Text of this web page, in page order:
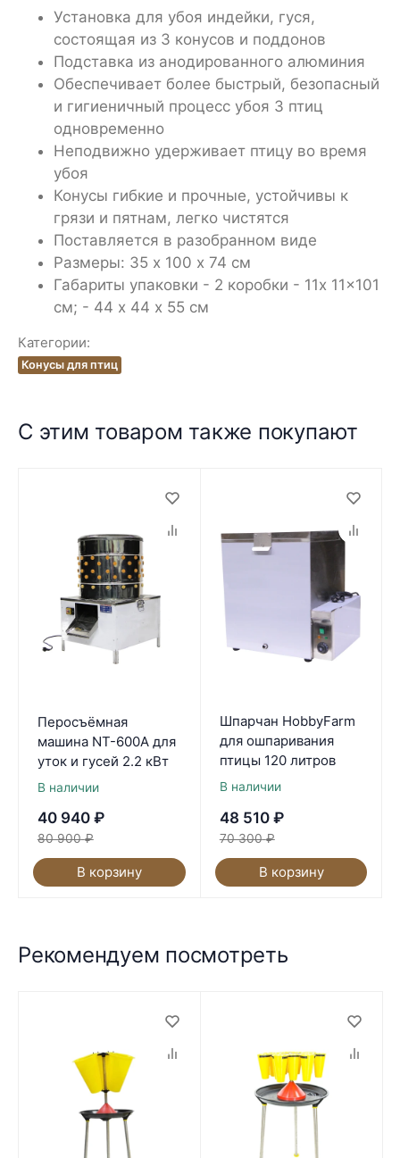
Установка для убоя индейки, гуся,
состоящая из 3 конусов и поддонов
Подставка из анодированного алюминия
Обеспечивает более быстрый, безопасный
и гигиеничный процесс убоя 3 птиц
одновременно
Неподвижно удерживает птицу во время
убоя
Конусы гибкие и прочные, устойчивы к
грязи и пятнам, легко чистятся
Поставляется в разобранном виде
Размеры: 35 х 100 х 74 см
Габариты упаковки - 2 коробки - 11x 11x101
см; - 44 х 44 х 55 см
Категории:
Конусы для птиц
С этим товаром также покупают
Перосъёмная
машина NT-600A для
уток и гусей 2.2 кВт
В наличии
40 940 ₽
80 900 ₽
В корзину
Шпарчан HobbyFarm
для ошпаривания
птицы 120 литров
В наличии
48 510 ₽
70 300 ₽
В корзину
Рекомендуем посмотреть